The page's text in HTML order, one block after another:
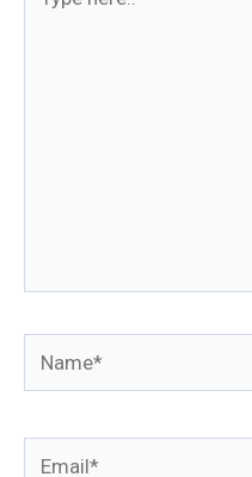
Name*
Email*